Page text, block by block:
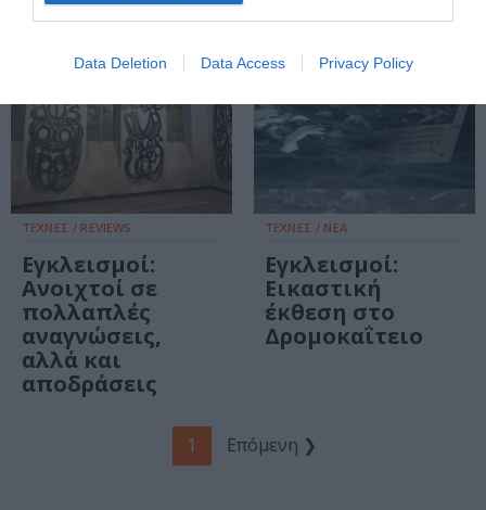
Data Deletion Data Access Privacy Policy
ΤΕΧΝΕΣ / REVIEWS
Εγκλεισμοί:
Ανοιχτοί σε
πολλαπλές
αναγνώσεις,
αλλά και
αποδράσεις
ΤΕΧΝΕΣ / ΝΕΑ
Εγκλεισμοί:
Εικαστική
έκθεση στο
Δρομοκαΐτειο
1 Επόμενη ❯